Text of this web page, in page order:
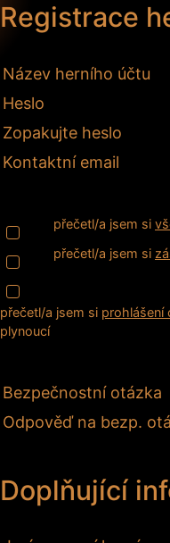
Registrace
Název herního účtu
Heslo
Zopakujte heslo
Kontaktní email
přečetl/a jsem si
přečetl/a jsem si
přečetl/a jsem si prohlášení
plynoucí
Bezpečnostní otázka
Odpověď na bezp.
Doplňující